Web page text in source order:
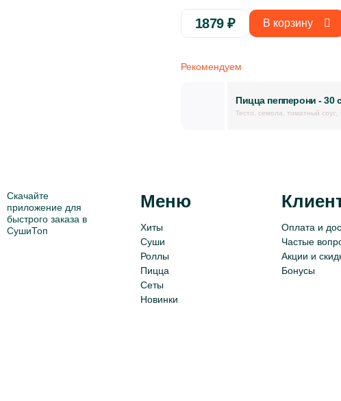
1879 ₽ В корзину
Рекомендуем
Пицца пепперони - 30
Тесто, семола, томатный
Скачайте
приложение для
быстрого заказа в
СушиТоп
Меню
Хиты
Суши
Роллы
Пицца
Сеты
Новинки
Оплата и
Частые
Акции и
Бонусы